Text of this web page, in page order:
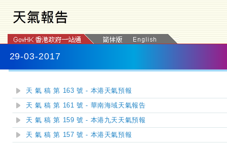
29-03-2017
天 氣 稿 第 163 號 - 本港天氣預報
天 氣 稿 第 161 號 - 華南海域天氣報告
天 氣 稿 第 159 號 - 本港九天天氣預報
天 氣 稿 第 157 號 - 本港天氣預報